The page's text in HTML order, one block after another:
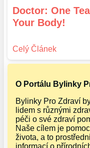
Doctor: One
Your Body!
O Portálu Bylinky
Bylinky Pro Zdraví
lidem s různými
péči o své zdraví
Naše cílem je
života, a to